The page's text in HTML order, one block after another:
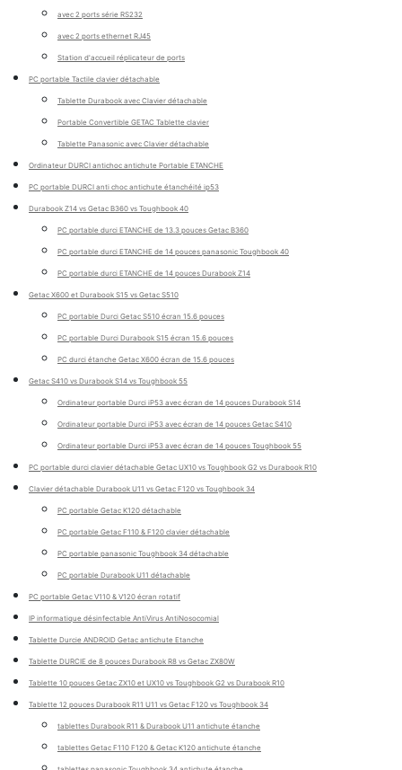
avec 2 ports série RS232
avec 2 ports ethernet RJ45
Station d'accueil réplicateur de ports
PC portable Tactile clavier détachable
Tablette Durabook avec Clavier détachable
Portable Convertible GETAC Tablette clavier
Tablette Panasonic avec Clavier détachable
Ordinateur DURCI antichoc antichute Portable ETANCHE
PC portable DURCI anti choc antichute étanchéité ip53
Durabook Z14 vs Getac B360 vs Toughbook 40
PC portable durci ETANCHE de 13.3 pouces Getac B360
PC portable durci ETANCHE de 14 pouces panasonic Toughbook 40
PC portable durci ETANCHE de 14 pouces Durabook Z14
Getac X600 et Durabook S15 vs Getac S510
PC portable Durci Getac S510 écran 15.6 pouces
PC portable Durci Durabook S15 écran 15.6 pouces
PC durci étanche Getac X600 écran de 15.6 pouces
Getac S410 vs Durabook S14 vs Toughbook 55
Ordinateur portable Durci iP53 avec écran de 14 pouces Durabook S14
Ordinateur portable Durci iP53 avec écran de 14 pouces Getac S410
Ordinateur portable Durci iP53 avec écran de 14 pouces Toughbook 55
PC portable durci clavier détachable Getac UX10 vs Toughbook G2 vs Durabook R10
Clavier détachable Durabook U11 vs Getac F120 vs Toughbook 34
PC portable Getac K120 détachable
PC portable Getac F110 & F120 clavier détachable
PC portable panasonic Toughbook 34 détachable
PC portable Durabook U11 détachable
PC portable Getac V110 & V120 écran rotatif
IP informatique désinfectable AntiVirus AntiNosocomial
Tablette Durcie ANDROID Getac antichute Etanche
Tablette DURCIE de 8 pouces Durabook R8 vs Getac ZX80W
Tablette 10 pouces Getac ZX10 et UX10 vs Toughbook G2 vs Durabook R10
Tablette 12 pouces Durabook R11 U11 vs Getac F120 vs Toughbook 34
tablettes Durabook R11 & Durabook U11 antichute étanche
tablettes Getac F110 F120 & Getac K120 antichute étanche